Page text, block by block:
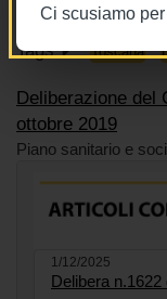
Ci scusiamo
Tags Toscana
Deliberazione del
ottobre 2019
Piano sanitario e
1/12/2025
Delibera